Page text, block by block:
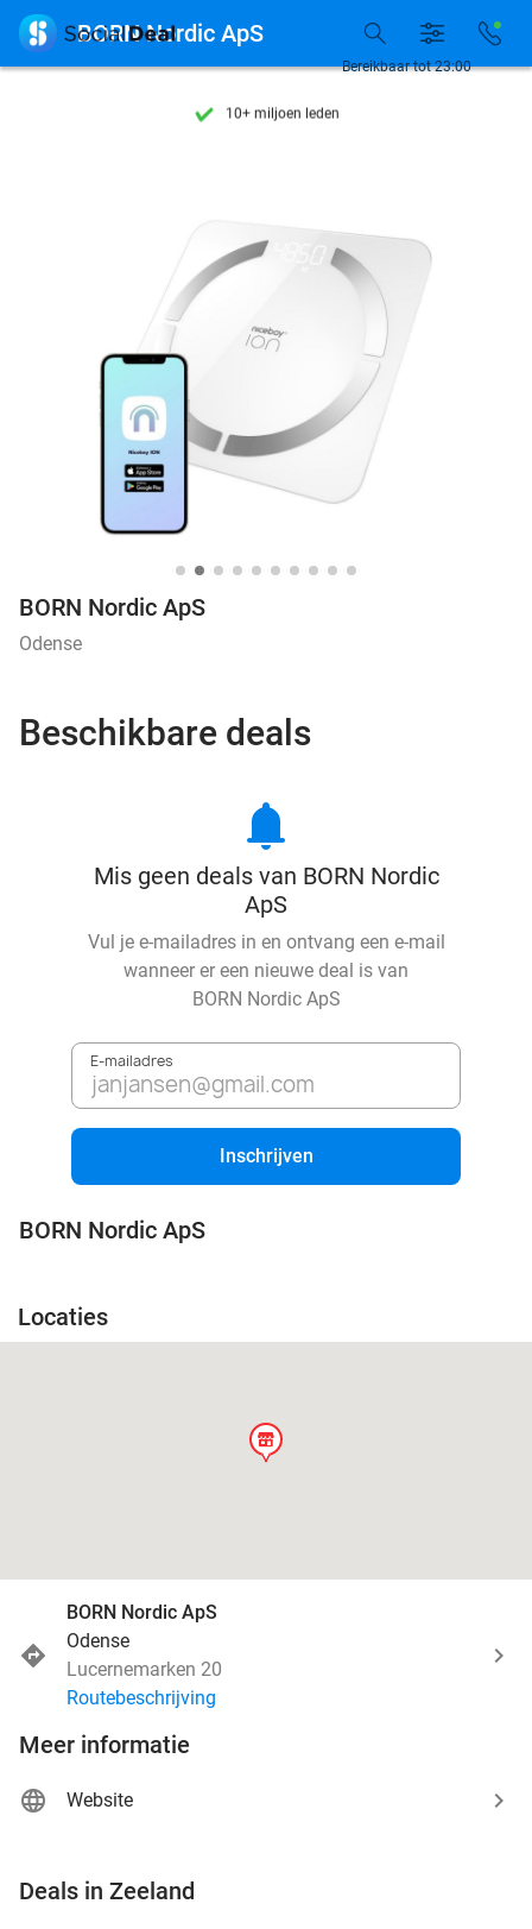
7 dagen per week beschikbaar
10+ miljoen leden
7 dagen per week beschikbaar
Bereikbaar tot 23:00
 BORN Nordic ApS
BORN Nordic ApS
Odense
Beschikbare deals
notifications
Mis geen deals van BORN Nordic
ApS
Vul je e-mailadres in en ontvang een e-mail
wanneer er een nieuwe deal is van
BORN Nordic ApS
E-mailadres
Inschrijven
BORN Nordic ApS
Locaties
store
BORN Nordic ApS
Odense
Lucernemarken 20
Routebeschrijving
Meer informatie
Website
Deals in Zeeland